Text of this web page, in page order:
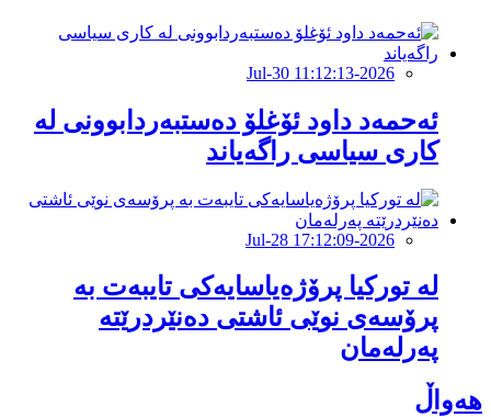
2026-Jul-30 11:12:13
ئەحمەد داود ئۆغلۆ دەستبەردابوونی لە
كاری سیاسی راگەیاند
2026-Jul-28 17:12:09
لە تورکیا پرۆژەیاسایەكی تایبەت بە
پرۆسەی نوێی ئاشتی دەنێردرێتە
پەرلەمان
هەواڵ